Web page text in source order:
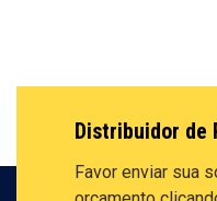
Distribuidor de
Favor enviar sua